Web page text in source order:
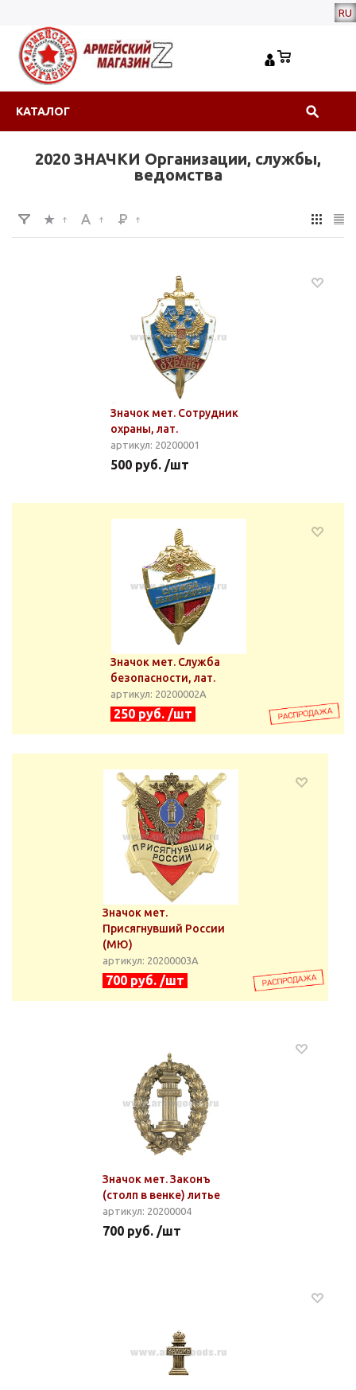
RU
КАТАЛОГ
2020 ЗНАЧКИ Организации, службы,
ведомства
Значок мет. Сотрудник
охраны, лат.
артикул: 20200001
500 руб. /шт
Значок мет. Служба
безопасности, лат.
артикул: 20200002А
250 руб. /шт
Значок мет.
Присягнувший России
(МЮ)
артикул: 20200003А
700 руб. /шт
Значок мет. Законъ
(столп в венке) литье
артикул: 20200004
700 руб. /шт